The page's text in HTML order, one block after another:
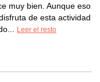
muy bien. Aunque eso
de esta actividad
Leer el resto